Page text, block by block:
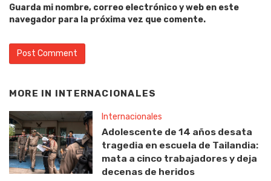
Guarda mi nombre, correo electrónico y web en este
navegador para la próxima vez que comente.
MORE IN INTERNACIONALES
Internacionales
Adolescente de 14 años desata
tragedia en escuela de Tailandia:
mata a cinco trabajadores y deja
decenas de heridos